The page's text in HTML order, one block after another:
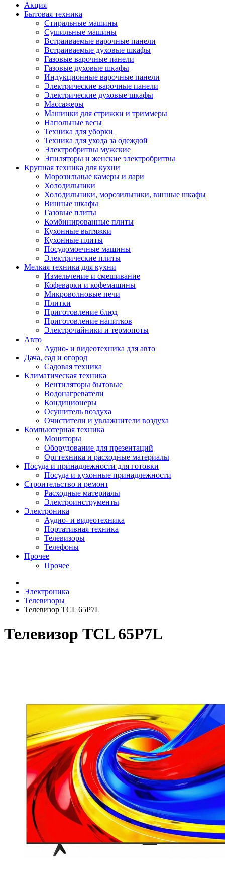
Акция
Бытовая техника
Стиральные машины
Сушильные машины
Встраиваемые варочные панели
Встраиваемые духовые шкафы
Газовые варочные панели
Газовые духовые шкафы
Индукционные варочные панели
Электрические варочные панели
Электрические духовые шкафы
Массажеры
Машинки для стрижки и триммеры
Напольные весы
Техника для уборки
Техника для ухода за одеждой
Электробритвы мужские
Эпиляторы и женские электробритвы
Крупная техника для кухни
Морозильные камеры и лари
Холодильники
Холодильники, морозильники, винные шкафы
Винные шкафы
Газовые плиты
Комбинированные плиты
Кухонные вытяжки
Кухонные плиты
Посудомоечные машины
Электрические плиты
Мелкая техника для кухни
Измельчение и смешивание
Кофеварки и кофемашины
Микроволновые печи
Плитки
Приготовление блюд
Приготовление напитков
Электрочайники и термопоты
Авто
Аудио- и видеотехника для авто
Дача, сад и огород
Садовая техника
Климатическая техника
Вентиляторы бытовые
Водонагреватели
Кондиционеры
Осушитель воздуха
Очистители и увлажнители воздуха
Компьютерная техника
Мониторы
Оборудование для презентаций
Оргтехника и расходные материалы
Посуда и принадлежности для готовки
Посуда и кухонные принадлежности
Строительство и ремонт
Расходные материалы
Электроинструменты
Электроника
Аудио- и видеотехника
Портативная техника
Телевизоры
Телефоны
Прочее
Прочее
Электроника
Телевизоры
Телевизор TCL 65P7L
Телевизор TCL 65P7L